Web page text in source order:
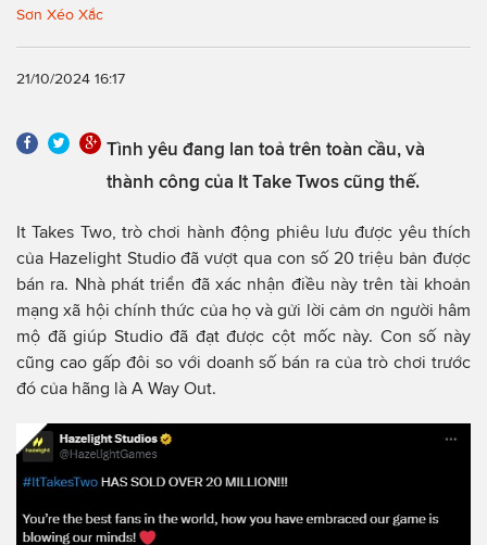
Sơn Xéo Xắc
21/10/2024 16:17
Tình yêu đang lan toả trên toàn cầu, và
thành công của It Take Twos cũng thế.
It Takes Two, trò chơi hành động phiêu lưu được yêu thích
của Hazelight Studio đã vượt qua con số 20 triệu bản được
bán ra. Nhà phát triển đã xác nhận điều này trên tài khoản
mạng xã hội chính thức của họ và gửi lời cảm ơn người hâm
mộ đã giúp Studio đã đạt được cột mốc này. Con số này
cũng cao gấp đôi so với doanh số bán ra của trò chơi trước
đó của hãng là A Way Out.